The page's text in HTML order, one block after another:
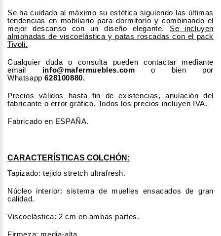
Se ha cuidado al máximo su estética siguiendo las últimas
tendencias en mobiliario para dormitorio y combinando el
mejor descanso con un diseño elegante. Se incluyen
almohadas de viscoelástica y patas roscadas con el pack
Tivoli.
Cualquier duda o consulta pueden contactar mediante
email
info@mafermuebles.com o bien por
Whatsapp628100880.
Precios válidos hasta fin de existencias, anulación del
fabricante o error gráfico. Todos los precios incluyen IVA.
Fabricado en ESPAÑA.
CARACTERÍSTICAS COLCHÓN:
Tapizado: tejido stretch ultrafresh.
Núcleo interior: sistema de muelles ensacados de gran
calidad.
Viscoelástica: 2 cm en ambas partes.